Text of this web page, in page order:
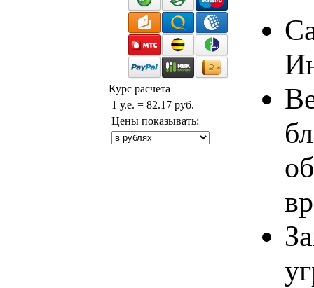
Курс расчета
1 у.е. = 82.17 руб.
Цены показывать: